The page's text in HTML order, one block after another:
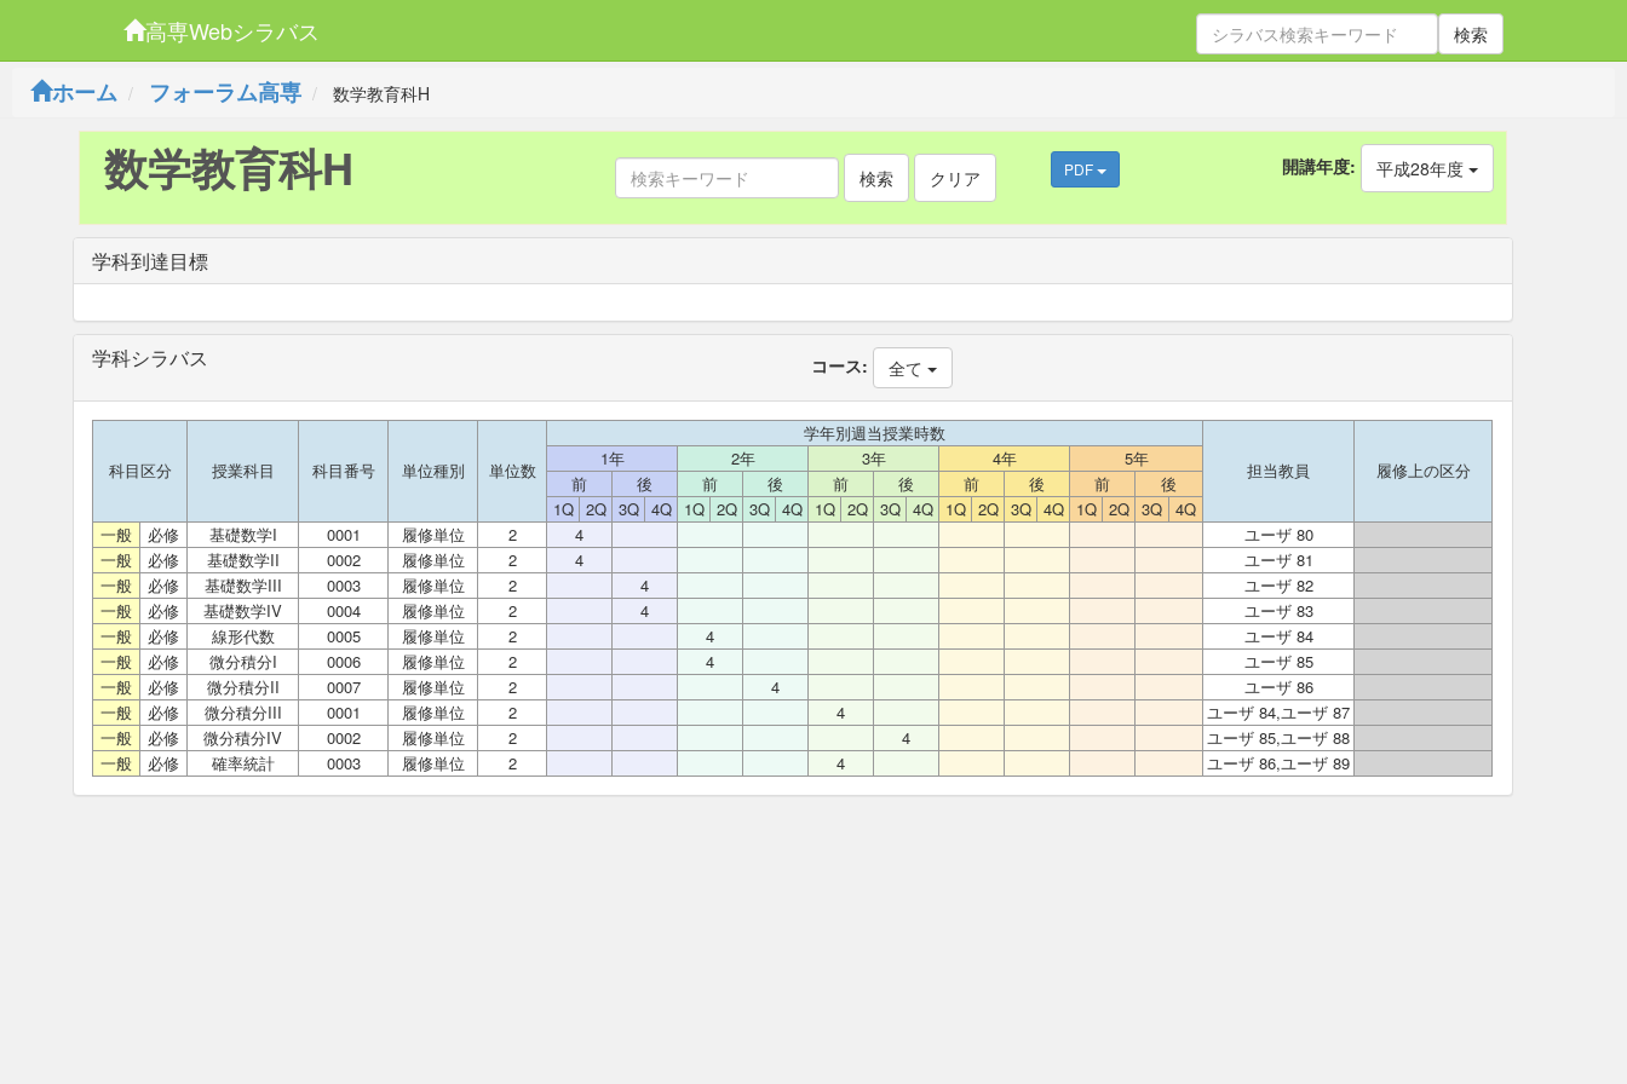
高専Webシラバス 検索
ホーム フォーラム高専 数学教育科H
数学教育科H 検索 クリア PDF 開講年度: 平成28年度
学科到達目標
学科シラバス コース: 全て
科目区分 授業科目 科目番号 単位種別 単位数
学年別週当授業時数
担当教員
履修上の区分
1年 2年 3年 4年
5年
前
後 前 後 前 後 前 後 前
後
1Q 2Q 3Q 4Q 1Q 2Q 3Q 4Q 1Q 2Q 3Q 4Q 1Q 2Q 3Q 4Q 1Q 2Q 3Q 4Q
一般
必修 基礎数学I 0001 履修単位 2 4
ユーザ 80
一般
必修 基礎数学II 0002 履修単位 2 4
ユーザ 81
一般
必修 基礎数学III 0003 履修単位 2 4
ユーザ 82
一般
必修 基礎数学IV 0004 履修単位 2 4
ユーザ 83
一般
必修 線形代数 0005 履修単位 2 4
ユーザ 84
一般
必修 微分積分I 0006 履修単位 2 4
ユーザ 85
一般
必修 微分積分II 0007 履修単位 2 4
ユーザ 86
一般
必修 微分積分III 0001 履修単位 2 4
ユーザ 84,ユーザ 87
一般
必修 微分積分IV 0002 履修単位 2 4
ユーザ 85,ユーザ 88
一般
必修 確率統計 0003 履修単位 2 4 ユーザ 86,ユーザ 89